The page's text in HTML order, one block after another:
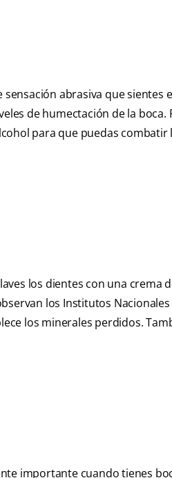
abrasiva que sientes
de humectación de la boca.
para que puedas combatir
los dientes con una crema
los Institutos Nacionales
los minerales perdidos.
importante cuando tienes